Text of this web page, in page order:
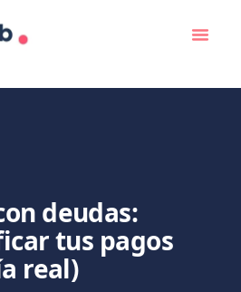
deudas:
tus pagos
real)